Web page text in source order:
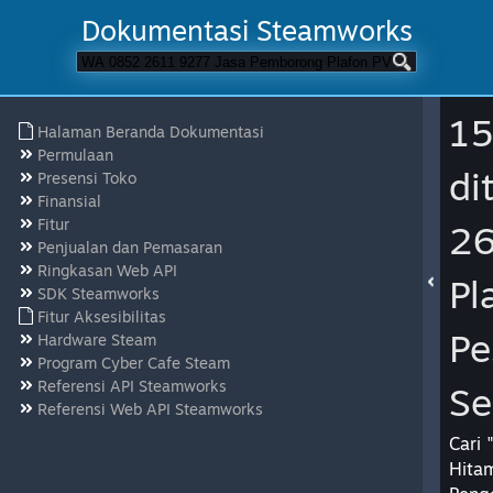
Dokumentasi Steamworks
Halaman Beranda Dokumentasi
Permulaan
Presensi Toko
Finansial
Fitur
Penjualan dan Pemasaran
Ringkasan Web API
SDK Steamworks
Fitur Aksesibilitas
Hardware Steam
Program Cyber Cafe Steam
Referensi API Steamworks
Referensi Web API Steamworks
Cari